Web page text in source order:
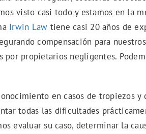
visto casi todo y estamos en la
Irwin Law tiene casi 20 años de
compensación para
por propietarios negligentes.
en casos de tropiezos y
todas las dificultades
evaluar su caso, determinar la